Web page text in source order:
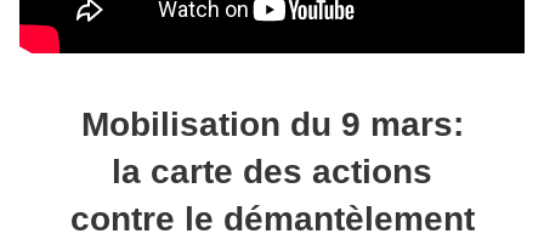
Mobilisation du 9 mars:
la carte des actions
contre le démantèlement